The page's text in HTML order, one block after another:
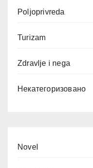
Poljoprivreda
Turizam
Zdravlje i nega
Некатегоризовано
Novel